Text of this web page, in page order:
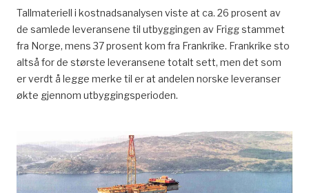
MARS 1979 :
RAPPORTEN AVGITT
TIL OLJE- OG
ENERGIDEPARTEMENTET
29. APRIL 1980. 1 :
SAMMENFATNING AV
UTVIKLINGEN,
VURDERINGER OG
ANBEFALINGER
MARS 1979 :
RAPPORTEN AVGITT
TIL OLJE- OG
ENERGIDEPARTEMENTET
29. APRIL 1980. 2 :
UTBYGGINGSPROSJEKTENE
PÅ NORSK SOKKEL
Tallmateriell i kostnadsanalysen viste at ca. 26 prosent av
de samlede leveransene til utbyggingen av Frigg stammet
fra Norge, mens 37 prosent kom fra Frankrike. Frankrike sto
altså for de største leveransene totalt sett, men det som
er verdt å legge merke til er at andelen norske leveranser
økte gjennom utbyggingsperioden.